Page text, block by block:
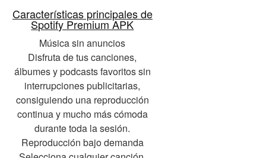
Características principales de
Spotify Premium APK
Música sin anuncios
Disfruta de tus canciones,
álbumes y podcasts favoritos sin
interrupciones publicitarias,
consiguiendo una reproducción
continua y mucho más cómoda
durante toda la sesión.
Reproducción bajo demanda